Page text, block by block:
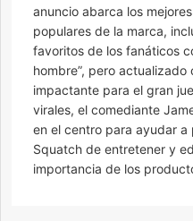
anuncio abarca los
populares de la marca,
favoritos de los fanáticos
hombre”, pero actualizado
impactante para el gran
virales, el comediante
en el centro para ayudar a
Squatch de entretener y
importancia de los